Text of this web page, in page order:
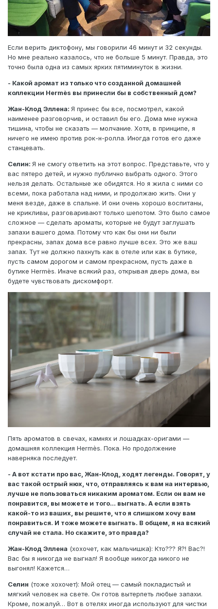
Если верить диктофону, мы говорили 46 минут и 32 секунды.
Но мне реально казалось, что не больше 5 минут. Правда, это
точно была одна из самых ярких пятиминуток в жизни.
- Какой аромат из только что созданной домашней
коллекции Hermès вы принесли бы в собственный дом?
Жан-Клод Эллена: Я принес бы все, посмотрел, какой
наименее разговорчив, и оставил бы его. Дома мне нужна
тишина, чтобы не сказать — молчание. Хотя, в принципе, я
ничего не имею против рок-н-ролла. Иногда готов его даже
станцевать.
Селин: Я не смогу ответить на этот вопрос. Представьте, что у
вас пятеро детей, и нужно публично выбрать одного. Этого
нельзя делать. Остальные же обидятся. Но я жила с ними со
всеми, пока работала над ними, и продолжаю жить. Они у
меня везде, даже в спальне. И они очень хорошо воспитаны,
не крикливы, разговаривают только шепотом. Это было самое
сложное — сделать ароматы, которые не будут заглушать
запахи вашего дома. Потому что как бы они ни были
прекрасны, запах дома все равно лучше всех. Это же ваш
запах. Тут не должно пахнуть как в отеле или как в бутике,
пусть самом дорогом и самом прекрасном, пусть даже в
бутике Hermès. Иначе всякий раз, открывая дверь дома, вы
будете чувствовать дискомфорт.
Пять ароматов в свечах, камнях и лошадках-оригами —
домашняя коллекция Hermès. Пока. Но продолжение
наверняка последует.
- А вот кстати про вас, Жан-Клод, ходят легенды. Говорят, у
вас такой острый нюх, что, отправляясь к вам на интервью,
лучше не пользоваться никаким ароматом. Если он вам не
понравится, вы можете и того… выгнать. А если взять
какой-то из ваших, вы решите, что я слишком хочу вам
понравиться. И тоже можете выгнать. В общем, я на всякий
случай не стала. Но скажите, это правда?
Жан-Клод Эллена (хохочет, как мальчишка): Кто??? Я?! Вас?!
Вас бы я никогда не выгнал! Я вообще никогда никого не
выгонял! Кажется…
Селин (тоже хохочет): Мой отец — самый покладистый и
мягкий человек на свете. Он готов вытерпеть любые запахи.
Кроме, пожалуй… Вот в отелях иногда используют для чистки